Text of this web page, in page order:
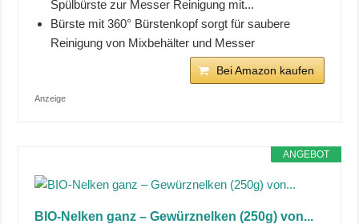
Spülbürste zur Messer Reinigung mit...
Bürste mit 360° Bürstenkopf sorgt für saubere
Reinigung von Mixbehälter und Messer
Bei Amazon kaufen
Anzeige
ANGEBOT
BIO-Nelken ganz – Gewürznelken (250g) von...